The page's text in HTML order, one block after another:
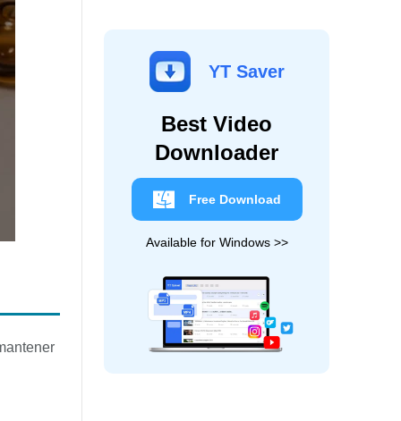
YT Saver
Best Video
Downloader
Free Download
Available for Windows >>